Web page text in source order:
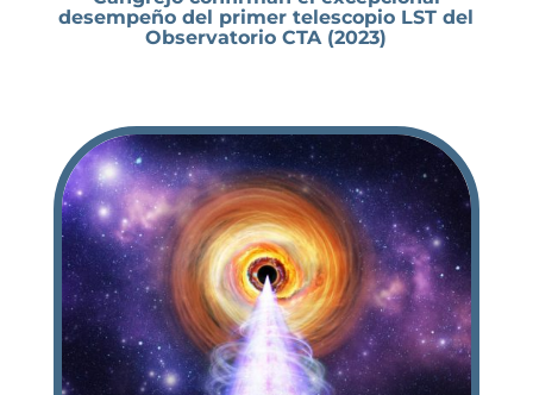
desempeño del primer telescopio LST del
Observatorio CTA (2023)